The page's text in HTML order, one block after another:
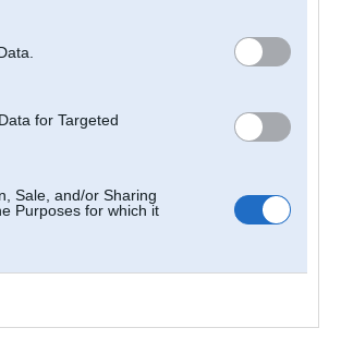
for Targeted
Sale, and/or Sharing
Purposes for which it
Vari ar mazām naudiņām pacelt stipri augstāk - ar
šādu jaudu nelika??? Edzuli tikai nesaki, ka aizmirsi par
ar Nissan Skyline...
to be dangerous!